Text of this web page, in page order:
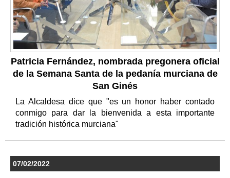
Patricia Fernández, nombrada pregonera oficial
de la Semana Santa de la pedanía murciana de
San Ginés
La Alcaldesa dice que "es un honor haber contado
conmigo para dar la bienvenida a esta importante
tradición histórica murciana"
07/02/2022